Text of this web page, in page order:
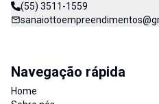
(55) 3511-1559
Navegação rápida
Home